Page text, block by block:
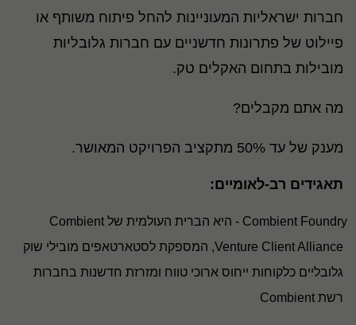
חברות ישראליות המעוניינות להחל פיתוח משותף או
פיילוט של פתרונות חדשניים עם חברות גלובליות
מובילות בתחום האקלים טק.
מה אתם מקבלים?
מענק של עד 50% מתקציב הפרויקט המאושר.
תאגידים רב-לאומיים:
Combient Foundry - היא הברית העולמית של Combient
Venture Client Alliance, המספקת לסטארטאפים מובילי שוק
גלובליים כלקוחות ייחוס ארוכי טווח ומזרזת חדשנות בחברות
רשת Combient